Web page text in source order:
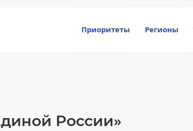
Приоритеты Регионы
России»